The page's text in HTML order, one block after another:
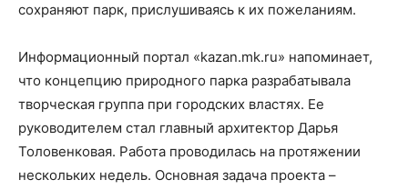
сохраняют парк, прислушиваясь к их пожеланиям.
Информационный портал «kazan.mk.ru» напоминает,
что концепцию природного парка разрабатывала
творческая группа при городских властях. Ее
руководителем стал главный архитектор Дарья
Толовенковая. Работа проводилась на протяжении
нескольких недель. Основная задача проекта –